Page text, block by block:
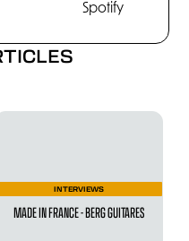
Spotify
INTERVIEWS
MADE IN FRANCE - BERG GUITARES